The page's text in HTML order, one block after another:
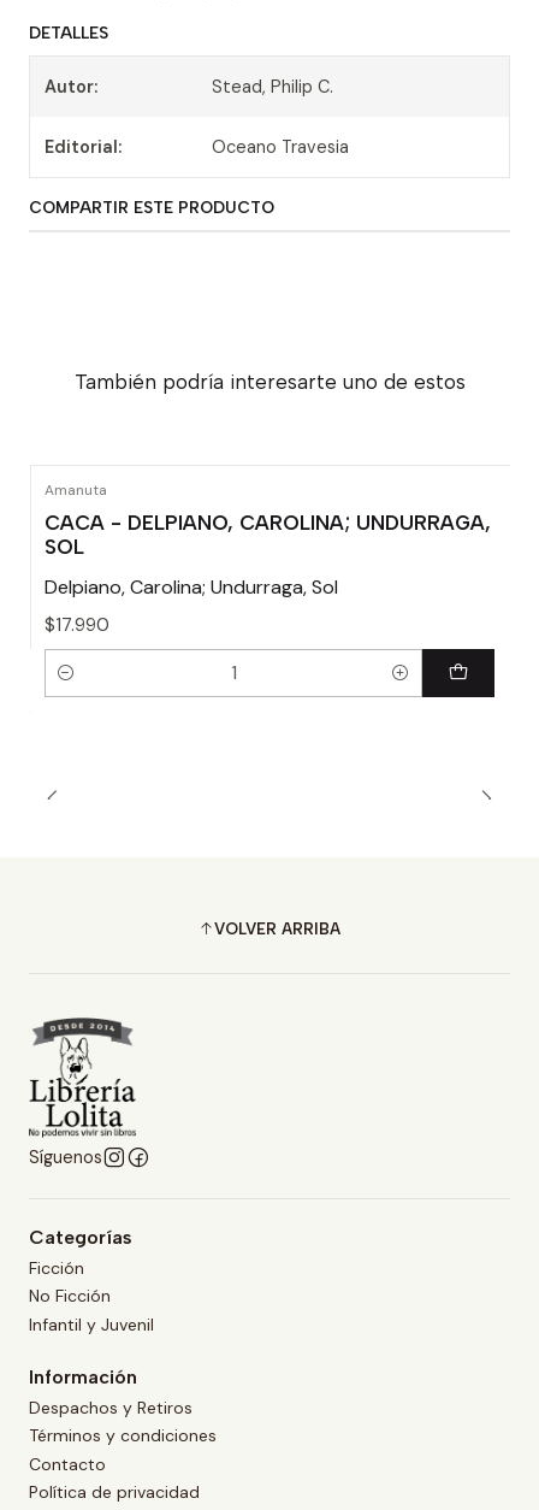
DETALLES
Autor: Stead, Philip C.
Editorial: Oceano Travesia
COMPARTIR ESTE PRODUCTO
También podría interesarte uno de estos
Amanuta
CACA - DELPIANO, CAROLINA; UNDURRAGA,
SOL
Delpiano, Carolina; Undurraga, Sol
$17.990
Cantidad
VOLVER ARRIBA
Síguenos
Categorías
Ficción
No Ficción
Infantil y Juvenil
Información
Despachos y Retiros
Términos y condiciones
Contacto
Política de privacidad